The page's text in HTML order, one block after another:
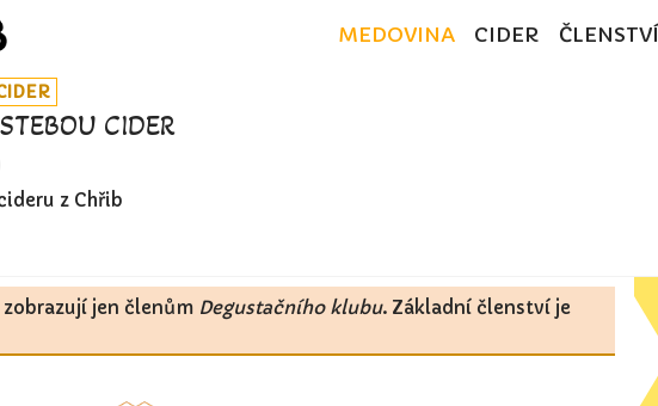
MEDOVINA CIDER ČLENSTVÍ
CIDER
z Chřib
jen členům Degustačního klubu. Základní členství je